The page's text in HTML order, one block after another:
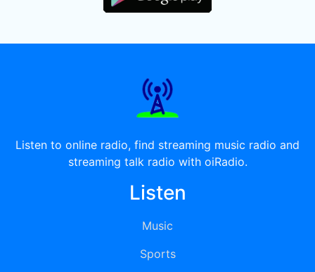
Listen to online radio, find streaming music radio and
streaming talk radio with oiRadio.
Listen
Music
Sports